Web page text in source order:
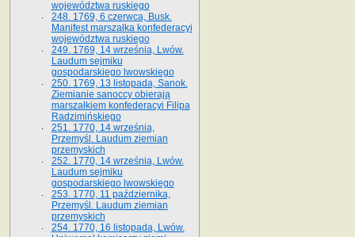
województwa ruskiego
248. 1769, 6 czerwca, Busk.
Manifest marszałka konfederacyi
województwa ruskiego
249. 1769, 14 września, Lwów.
Laudum sejmiku
gospodarskiego lwowskiego
250. 1769, 13 listopada, Sanok.
Ziemianie sanoccy obierają
marszałkiem konfederacyi Filipa
Radzimińskiego
251. 1770, 14 września,
Przemyśl. Laudum ziemian
przemyskich
252. 1770, 14 września, Lwów.
Laudum sejmiku
gospodarskiego lwowskiego
253. 1770, 11 października,
Przemyśl. Laudum ziemian
przemyskich
254. 1770, 16 listopada, Lwów.